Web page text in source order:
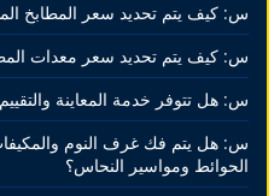
س: كيف يتم تحديد سعر المطابخ
س: كيف يتم تحديد سعر معدات
س: هل تتوفر خدمة المعاينة
س: هل يتم فك غرف النوم
الحوائط ومواسير النحاس؟